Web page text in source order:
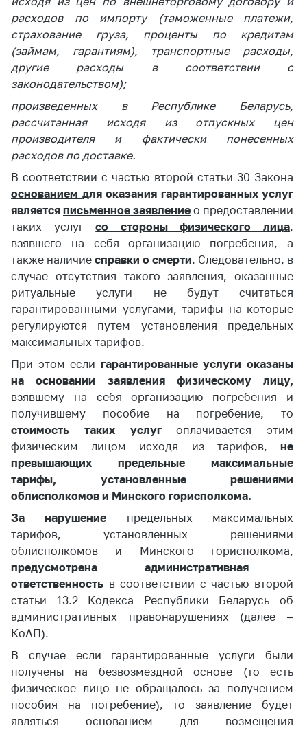
антимонопольного
регулирования и
конкурентной
политики
расходов по импорту (таможенные платежи,
страхование груза, проценты по кредитам
(займам, гарантиям), транспортные расходы,
другие расходы в соответствии с
законодательством);
произведенных в Республике Беларусь,
рассчитанная исходя из отпускных цен
производителя и фактически понесенных
расходов по доставке.
В соответствии с частью второй статьи 30 Закона
основанием для оказания гарантированных услуг
является письменное заявление о предоставлении
таких услугсо стороны физического лица,
взявшего на себя организацию погребения, а
также наличие справки о смерти. Следовательно, в
случае отсутствия такого заявления, оказанные
ритуальные услуги не будут считаться
гарантированными услугами, тарифы на которые
регулируются путем установления предельных
максимальных тарифов.
При этом если гарантированные услуги оказаны
на основании заявления физическому лицу,
взявшему на себя организацию погребения и
получившему пособие на погребение, то
стоимость таких услугоплачивается этим
физическим лицом исходя из тарифов, не
превышающих предельные максимальные
тарифы, установленные решениями
облисполкомов и Минского горисполкома.
За нарушение предельных максимальных
тарифов, установленных решениями
облисполкомов и Минского горисполкома,
предусмотрена административная
ответственность в соответствии с частью второй
статьи 13.2 Кодекса Республики Беларусь об
административных правонарушениях (далее –
КоАП).
В случае если гарантированные услуги были
получены на безвозмездной основе (то есть
физическое лицо не обращалось за получением
пособия на погребение), то заявление будет
являться основанием для возмещения